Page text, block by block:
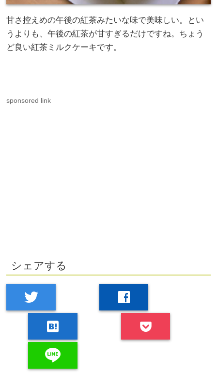
甘さ控えめの午後の紅茶みたいな味で美味しい。とい
うよりも、午後の紅茶が甘すぎるだけですね。ちょう
ど良い紅茶ミルクケーキです。
sponsored link
シェアする
twitter
facebook
hatenabookmark
line